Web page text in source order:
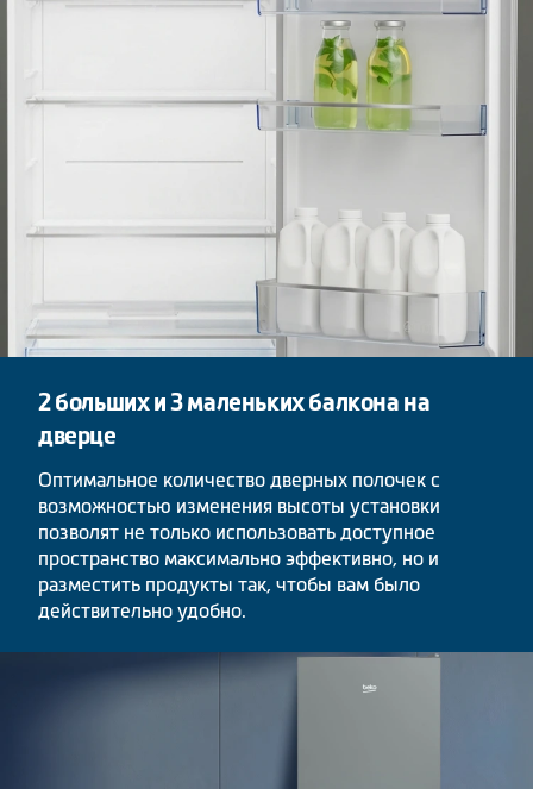
2 больших и 3 маленьких балкона на
дверце
Оптимальное количество дверных полочек с
возможностью изменения высоты установки
позволят не только использовать доступное
пространство максимально эффективно, но и
разместить продукты так, чтобы вам было
действительно удобно.